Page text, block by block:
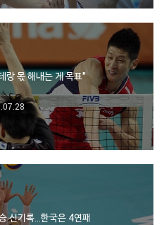
랑 몫 해내는 게 목표"
신기록…한국은 4연패